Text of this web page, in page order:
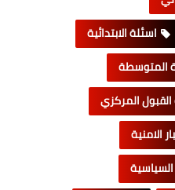
اسئلة الابتدائية
المتوسطة
المركزي
الامنية
السياسية